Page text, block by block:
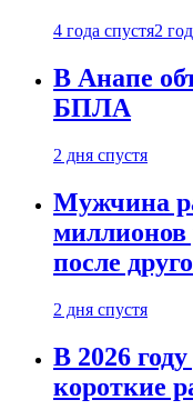
4 года спустя2
В Анапе
БПЛА
2 дня спустя
Мужчина
миллионов
после
2 дня спустя
В 2026
короткие